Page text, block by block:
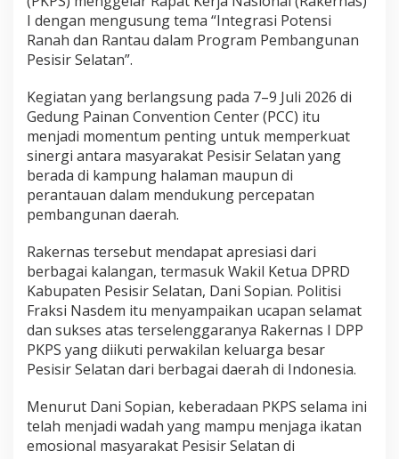
n
D
a
S
o
p
i
a
n
S
u
t
R
a
e
r
n
s
D
P
I dengan mengusung tema “Integrasi Potensi
Ranah dan Rantau dalam Program Pembangunan
Pesisir Selatan”.
Kegiatan yang berlangsung pada 7–9 Juli 2026 di
Gedung Painan Convention Center (PCC) itu
menjadi momentum penting untuk memperkuat
sinergi antara masyarakat Pesisir Selatan yang
berada di kampung halaman maupun di
perantauan dalam mendukung percepatan
pembangunan daerah.
Rakernas tersebut mendapat apresiasi dari
berbagai kalangan, termasuk Wakil Ketua DPRD
Kabupaten Pesisir Selatan, Dani Sopian. Politisi
Fraksi Nasdem itu menyampaikan ucapan selamat
dan sukses atas terselenggaranya Rakernas I DPP
PKPS yang diikuti perwakilan keluarga besar
Pesisir Selatan dari berbagai daerah di Indonesia.
Menurut Dani Sopian, keberadaan PKPS selama ini
telah menjadi wadah yang mampu menjaga ikatan
emosional masyarakat Pesisir Selatan di